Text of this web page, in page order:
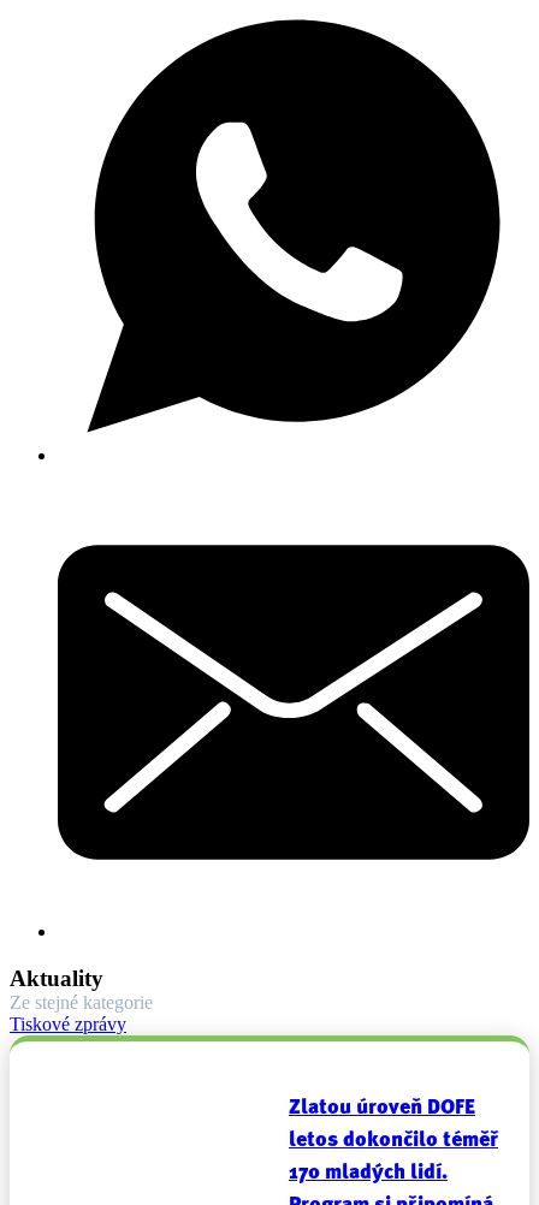
Aktuality
Ze stejné kategorie
Tiskové zprávy
Zlatou úroveň DOFE
letos dokončilo téměř
170 mladých lidí.